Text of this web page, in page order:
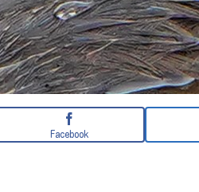
Facebook